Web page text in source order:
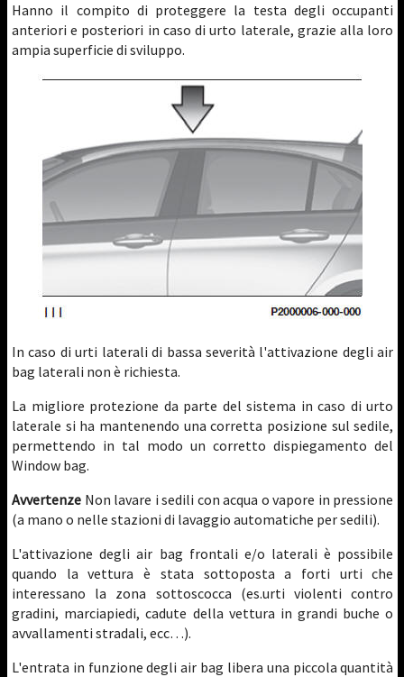
Hanno il compito di proteggere la testa degli occupanti
anteriori e posteriori in caso di urto laterale, grazie alla loro
ampia superficie di sviluppo.
In caso di urti laterali di bassa severità l'attivazione degli air
bag laterali non è richiesta.
La migliore protezione da parte del sistema in caso di urto
laterale si ha mantenendo una corretta posizione sul sedile,
permettendo in tal modo un corretto dispiegamento del
Window bag.
Avvertenze Non lavare i sedili con acqua o vapore in pressione
(a mano o nelle stazioni di lavaggio automatiche per sedili).
L'attivazione degli air bag frontali e/o laterali è possibile
quando la vettura è stata sottoposta a forti urti che
interessano la zona sottoscocca (es.urti violenti contro
gradini, marciapiedi, cadute della vettura in grandi buche o
avvallamenti stradali, ecc…).
L'entrata in funzione degli air bag libera una piccola quantità